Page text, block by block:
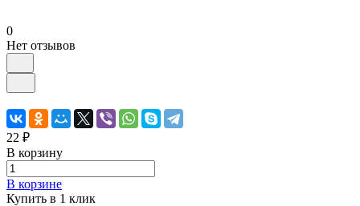
0
Нет отзывов
22 ₽
В корзину
В корзине
Купить в 1 клик